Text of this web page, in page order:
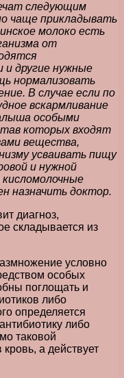
следующим
чаще прикладывать
молоко есть
от
другие нужные
нормализовать
В случае если по
вскармливание
особыми
которых входят
вещества,
усваивать пищу
и нужной
назначить доктор.
диагноз,
складывается из
условно
особых
поглощать и
либо
определяется
либо
таковой
а действует